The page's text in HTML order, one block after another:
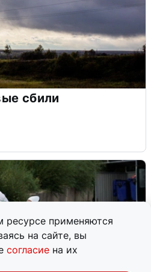
применяются
на сайте, вы
согласие на их
сбили